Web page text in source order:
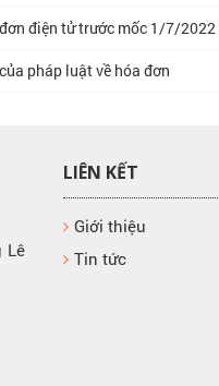
điện tử trước mốc 1/7/2022
pháp luật về hóa đơn
Lê
LIÊN KẾT
Giới thiệu
Tin tức